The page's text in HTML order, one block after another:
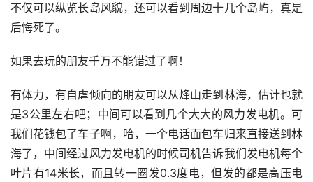
不仅可以纵览长岛风貌，还可以看到周边十几个岛屿，真是
后悔死了。
如果去玩的朋友千万不能错过了啊！
有体力，有自虐倾向的朋友可以从烽山走到林海，估计也就
是3公里左右吧；中间可以看到几个大大的风力发电机。可
我们花钱包了车子啊，哈，一个电话面包车归来直接送到林
海了，中间经过风力发电机的时候司机告诉我们发电机每个
叶片有14米长，而且转一圈发0.3度电，但发的都是高压电